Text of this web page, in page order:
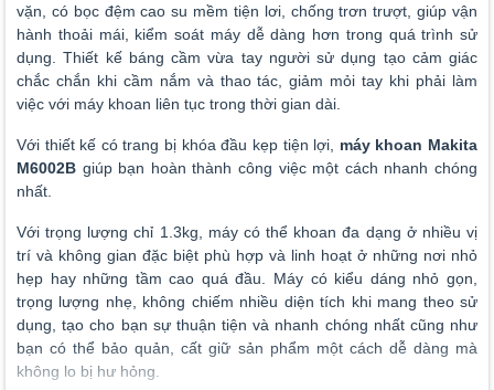
vặn, có bọc đệm cao su mềm tiện lơi, chống trơn trượt, giúp vận
hành thoải mái, kiểm soát máy dễ dàng hơn trong quá trình sử
dụng. Thiết kế báng cầm vừa tay người sử dụng tạo cảm giác
chắc chắn khi cầm nắm và thao tác, giảm mỏi tay khi phải làm
việc với máy khoan liên tục trong thời gian dài.
Với thiết kế có trang bị khóa đầu kẹp tiện lợi,
máy khoan Makita
M6002B giúp bạn hoàn thành công việc một cách nhanh chóng
nhất.
Với trọng lượng chỉ 1.3kg, máy có thể khoan đa dạng ở nhiều vị
trí và không gian đặc biệt phù hợp và linh hoạt ở những nơi nhỏ
hẹp hay những tầm cao quá đầu. Máy có kiểu dáng nhỏ gọn,
trọng lượng nhẹ, không chiếm nhiều diện tích khi mang theo sử
dụng, tạo cho bạn sự thuận tiện và nhanh chóng nhất cũng như
bạn có thể bảo quản, cất giữ sản phẩm một cách dễ dàng mà
không lo bị hư hỏng.